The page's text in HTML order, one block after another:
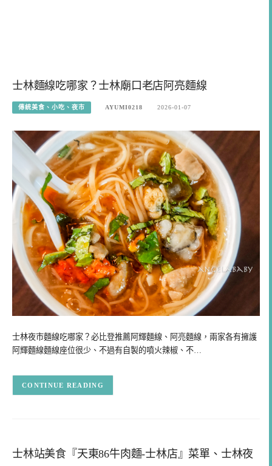
士林麵線吃哪家？士林廟口老店阿亮麵線
傳統美食、小吃、夜市 AYUMI0218 2026-01-07
士林夜市麵線吃哪家？必比登推薦阿輝麵線、阿亮麵線，兩家各有擁護
阿輝麵線麵線座位很少、不過有自製的噴火辣椒、不…
CONTINUE READING
士林站美食『天東86牛肉麵-士林店』菜單、士林夜